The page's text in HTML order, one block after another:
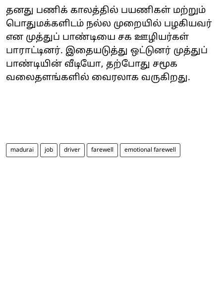
தனது பணிக் காலத்தில் பயணிகள் மற்றும்
பொதுமக்களிடம் நல்ல முறையில் பழகியவர்
என முத்துப் பாண்டியை சக ஊழியர்கள்
பாராட்டினர். இதையடுத்து ஒட்டுனர் முத்துப்
பாண்டியின் வீடியோ, தற்போது சமூக
வலைதளங்களில் வைரலாக வருகிறது.
madurai job driver farewell emotional farewell